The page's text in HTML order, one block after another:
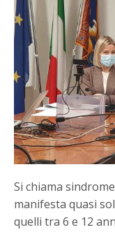
Si chiama
manifesta quasi
quelli tra 6 e 12